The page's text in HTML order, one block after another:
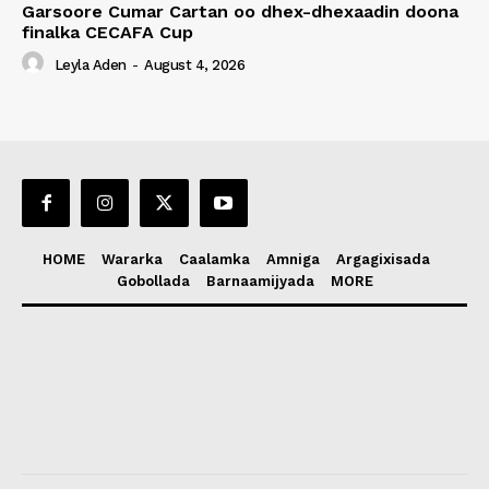
Garsoore Cumar Cartan oo dhex-dhexaadin doona
finalka CECAFA Cup
Leyla Aden - August 4, 2026
HOME Wararka Caalamka Amniga
Argagixisada
Gobollada
Barnaamijyada MORE